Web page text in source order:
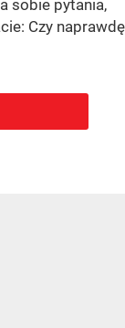
sobie pytania,
Czy naprawdę